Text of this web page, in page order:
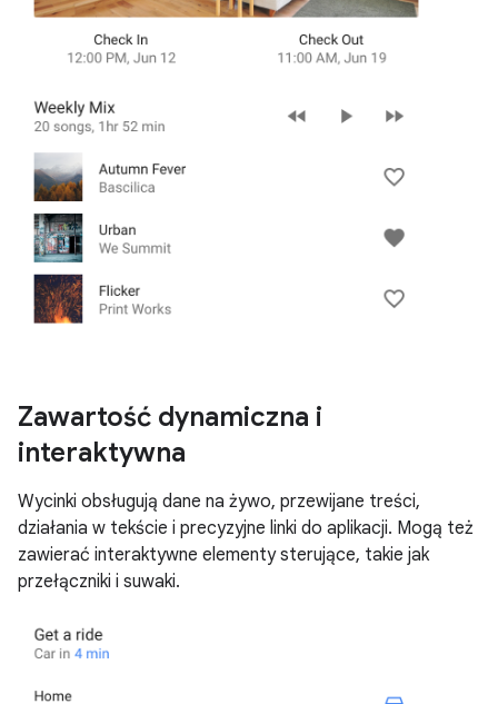
Zawartość dynamiczna i
interaktywna
Wycinki obsługują dane na żywo, przewijane treści,
działania w tekście i precyzyjne linki do aplikacji. Mogą też
zawierać interaktywne elementy sterujące, takie jak
przełączniki i suwaki.